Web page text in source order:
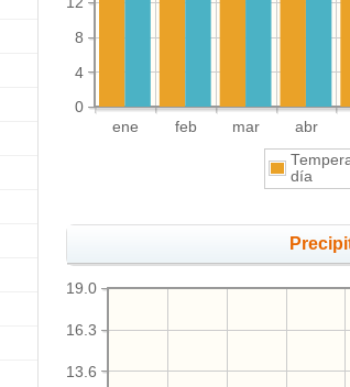
ene feb mar abr
0
4
8
día
13.6
16.3
19.0